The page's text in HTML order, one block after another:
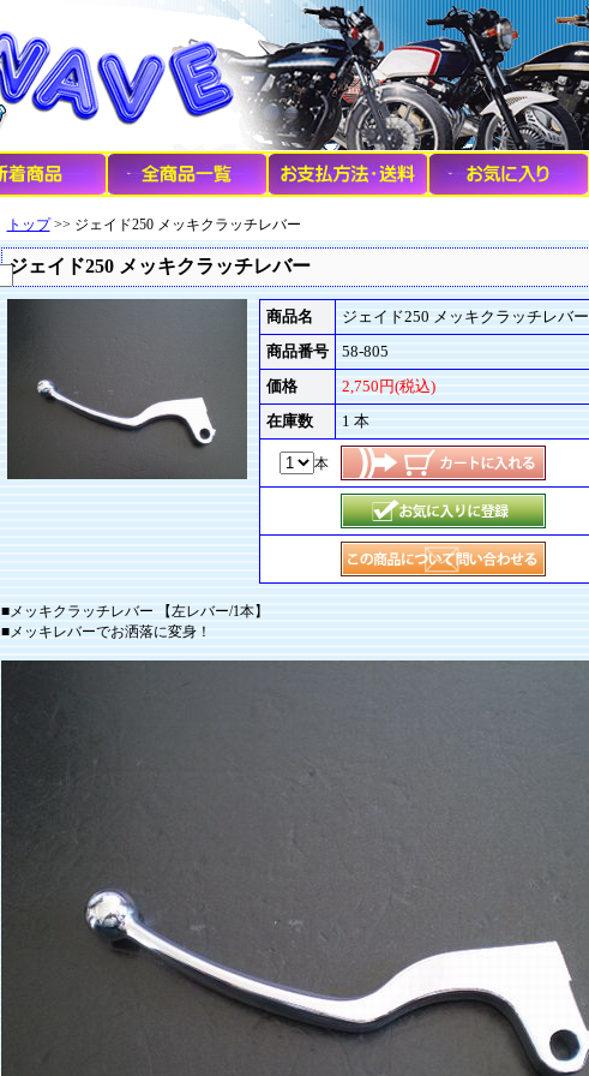
トップ>> ジェイド250 メッキクラッチレバー
ジェイド250 メッキクラッチレバー
商品名
ジェイド250 メッキクラッチレバー
商品番号
58-805
価格
2,750円(税込)
在庫数
1 本
本
■メッキクラッチレバー 【左レバー/1本】
■メッキレバーでお洒落に変身！